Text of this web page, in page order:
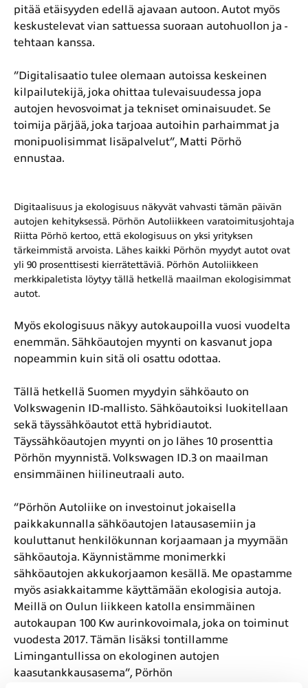
pitää etäisyyden edellä ajavaan autoon. Autot myös
keskustelevat vian sattuessa suoraan autohuollon ja -
tehtaan kanssa.
”Digitalisaatio tulee olemaan autoissa keskeinen
kilpailutekijä, joka ohittaa tulevaisuudessa jopa
autojen hevosvoimat ja tekniset ominaisuudet. Se
toimija pärjää, joka tarjoaa autoihin parhaimmat ja
monipuolisimmat lisäpalvelut”, Matti Pörhö
ennustaa.
Digitaalisuus ja ekologisuus näkyvät vahvasti tämän päivän
autojen kehityksessä. Pörhön Autoliikkeen varatoimitusjohtaja
Riitta Pörhö kertoo, että ekologisuus on yksi yrityksen
tärkeimmistä arvoista. Lähes kaikki Pörhön myydyt autot ovat
yli 90 prosenttisesti kierrätettäviä. Pörhön Autoliikkeen
merkkipaletista löytyy tällä hetkellä maailman ekologisimmat
autot.
Myös ekologisuus näkyy autokaupoilla vuosi vuodelta
enemmän. Sähköautojen myynti on kasvanut jopa
nopeammin kuin sitä oli osattu odottaa.
Tällä hetkellä Suomen myydyin sähköauto on
Volkswagenin ID-mallisto. Sähköautoiksi luokitellaan
sekä täyssähköautot että hybridiautot.
Täyssähköautojen myynti on jo lähes 10 prosenttia
Pörhön myynnistä. Volkswagen ID.3 on maailman
ensimmäinen hiilineutraali auto.
”Pörhön Autoliike on investoinut jokaisella
paikkakunnalla sähköautojen latausasemiin ja
kouluttanut henkilökunnan korjaamaan ja myymään
sähköautoja. Käynnistämme monimerkki
sähköautojen akkukorjaamon kesällä. Me opastamme
myös asiakkaitamme käyttämään ekologisia autoja.
Meillä on Oulun liikkeen katolla ensimmäinen
autokaupan 100 Kw aurinkovoimala, joka on toiminut
vuodesta 2017. Tämän lisäksi tontillamme
Limingantullissa on ekologinen autojen
kaasutankkausasema”, Pörhön